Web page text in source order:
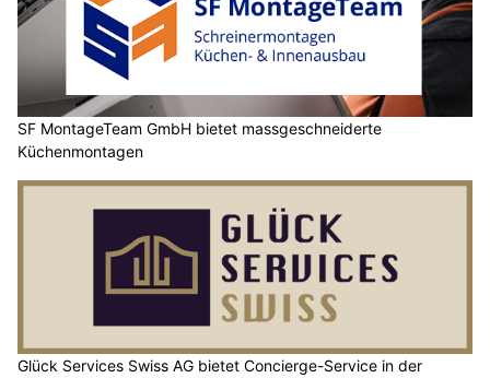
SF MontageTeam GmbH bietet massgeschneiderte
Küchenmontagen
Glück Services Swiss AG bietet Concierge-Service in der